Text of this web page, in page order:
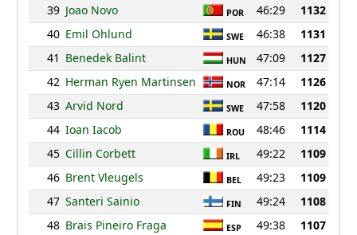
39 Joao Novo POR 46:29
1132
40 Emil Ohlund SWE 46:38
1131
41 Benedek Balint HUN 47:09
1127
42 Herman Ryen Martinsen NOR 47:14
1126
43 Arvid Nord SWE 47:58
1120
44 Ioan Iacob ROU 48:46
1114
45 Cillin Corbett IRL 49:22
1109
46 Brent Vleugels BEL 49:23
1109
47 Santeri Sainio FIN 49:24
1108
48 Brais Pineiro Fraga ESP 49:38
1107